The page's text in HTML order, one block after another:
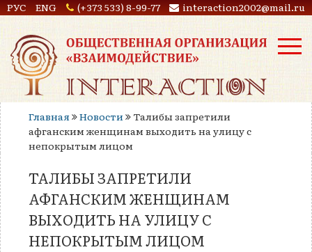
РУС ENG (+373 533) 8-99-77 interaction2002@mail.ru
Главная Новости
Талибы запретили
афганским женщинам выходить на улицу с
непокрытым лицом
ТАЛИБЫ ЗАПРЕТИЛИ
АФГАНСКИМ ЖЕНЩИНАМ
ВЫХОДИТЬ НА УЛИЦУ С
НЕПОКРЫТЫМ ЛИЦОМ